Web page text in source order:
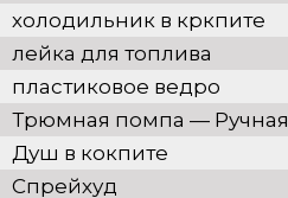
холодильник в кркпите
лейка для топлива
пластиковое ведро
Трюмная помпа — Pучная
Душ в кокпите
Спрейхуд